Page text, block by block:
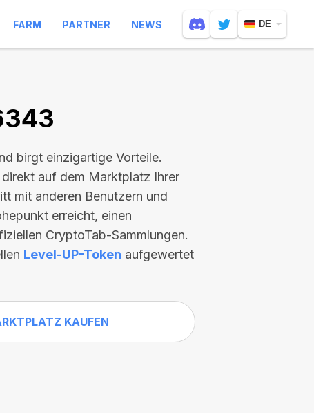
FARM PARTNER NEWS DE
birgt einzigartige Vorteile.
auf dem Marktplatz Ihrer
mit anderen Benutzern und
erreicht, einen
CryptoTab-Sammlungen.
Level-UP-Token aufgewertet
KAUFEN